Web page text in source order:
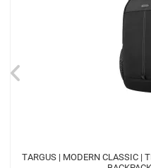
TARGUS | MODERN CLASSIC |